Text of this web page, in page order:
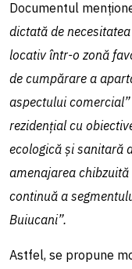
Documentul
dictată de
locativ într-o zonă
de cumpărare a
aspectului comercial”
rezidențial cu
ecologică și sanitară
amenajarea
continuă a
Buiucani”.
Astfel, se propune